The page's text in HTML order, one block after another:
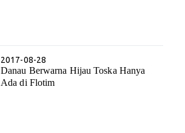
2017-08-28
Danau Berwarna Hijau Toska Hanya
Ada di Flotim